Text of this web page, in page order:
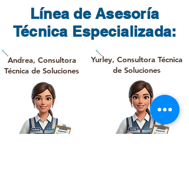
flete que cobra directamente la
transportadora
Línea de Asesoría
Técnica Especializada:
Andrea, Consultora
Técnica de Soluciones
Yurley, Consultora Técnica
de Soluciones